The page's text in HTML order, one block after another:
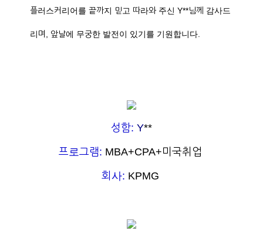
플러스커리어를 끝까지 믿고 따라와 주신 Y**님께 감사드
리며, 앞날에 무궁한 발전이 있기를 기원합니다.
성함: Y**
프로그램: MBA+CPA+미국취업
회사: KPMG